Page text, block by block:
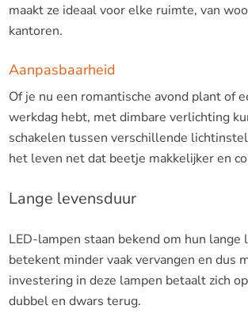
maakt ze ideaal voor elke ruimte, van
kantoren.
Aanpasbaarheid
Of je nu een romantische avond plant of
werkdag hebt, met dimbare verlichting
schakelen tussen verschillende
het leven net dat beetje makkelijker en
Lange levensduur
LED-lampen staan bekend om hun lange
betekent minder vaak vervangen en dus
investering in deze lampen betaalt zich
dubbel en dwars terug.